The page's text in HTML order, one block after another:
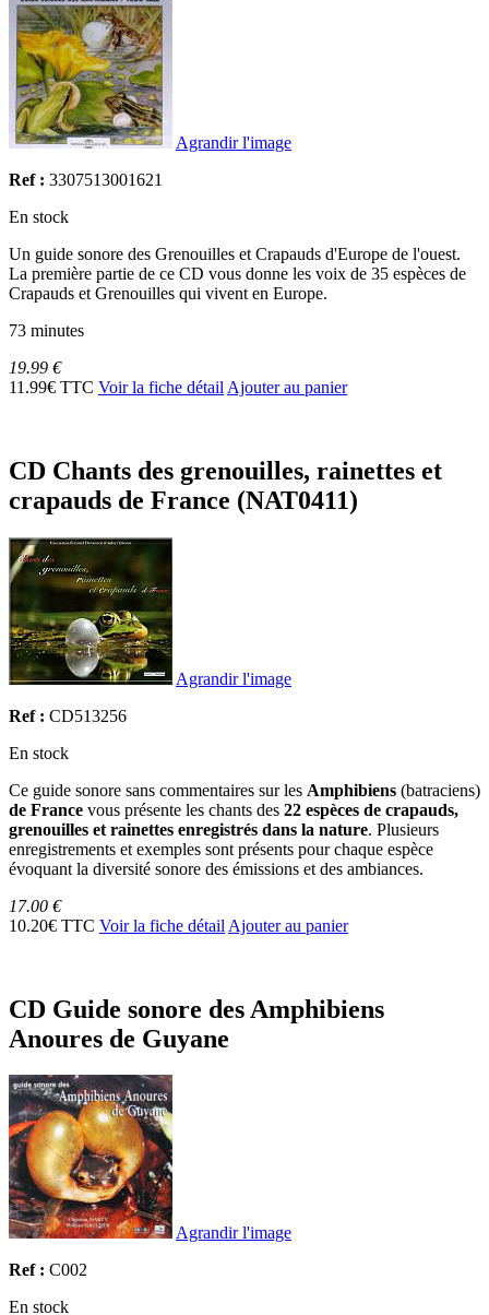
Agrandir l'image
Ref : 3307513001621
En stock
Un guide sonore des Grenouilles et Crapauds d'Europe de l'ouest.
La première partie de ce CD vous donne les voix de 35 espèces de
Crapauds et Grenouilles qui vivent en Europe.
73 minutes
19.99 €
11.99€ TTC Voir la fiche détail Ajouter au panier
CD Chants des grenouilles, rainettes et
crapauds de France (NAT0411)
Agrandir l'image
Ref : CD513256
En stock
Ce guide sonore sans commentaires sur les Amphibiens (batraciens)
de France vous présente les chants des 22 espèces de crapauds,
grenouilles et rainettes enregistrés dans la nature. Plusieurs
enregistrements et exemples sont présents pour chaque espèce
évoquant la diversité sonore des émissions et des ambiances.
17.00 €
10.20€ TTC Voir la fiche détail Ajouter au panier
CD Guide sonore des Amphibiens
Anoures de Guyane
Agrandir l'image
Ref : C002
En stock